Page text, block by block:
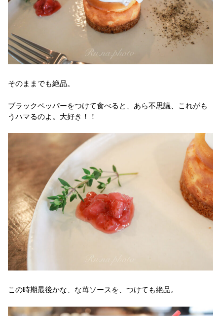
そのままでも絶品。
ブラックペッパーをつけて食べると、あら不思議、これがも
うハマるのよ。大好き！！
この時期最後かな、な苺ソースを、つけても絶品。